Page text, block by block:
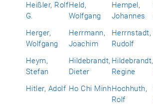
Heißler, Rolf
G.
Held,
Wolfgang
Hempel,
Johannes
Herger,
Wolfgang
Herrmann,
Joachim
Herrnstadt,
Rudolf
Heym,
Stefan
Hildebrandt,
Dieter
Hildebrandt,
Regine
Hitler, Adolf Ho Chi MinhHochhuth,
Rolf